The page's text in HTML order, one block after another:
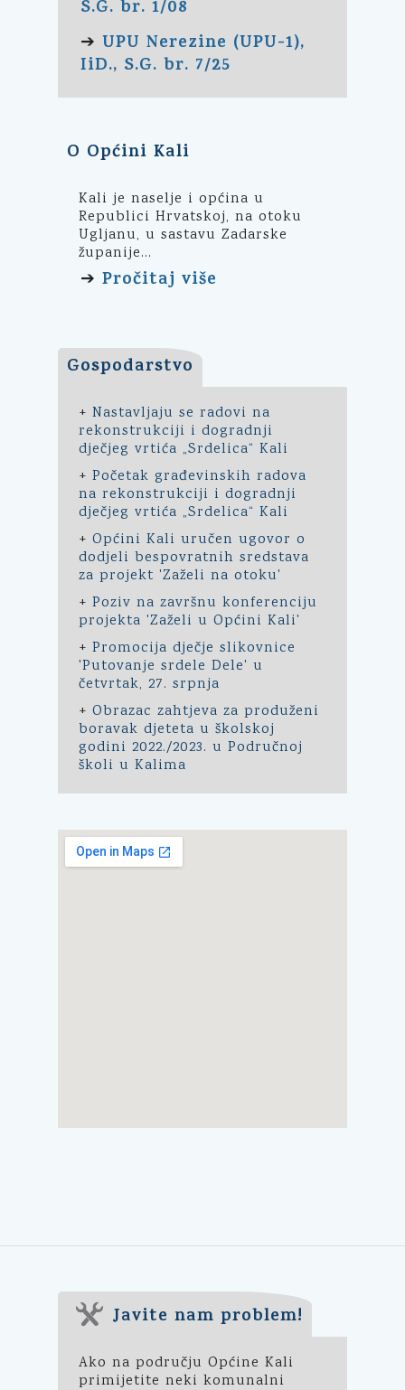
S.G. br. 1/08
➔ UPU Nerezine (UPU-1),
IiD., S.G. br. 7/25
O Općini Kali
Kali je naselje i općina u
Republici Hrvatskoj, na otoku
Ugljanu, u sastavu Zadarske
županije...
➔ Pročitaj više
Gospodarstvo
+ Nastavljaju se radovi na
rekonstrukciji i dogradnji
dječjeg vrtića „Srdelica“ Kali
+ Početak građevinskih radova
na rekonstrukciji i dogradnji
dječjeg vrtića „Srdelica“ Kali
+ Općini Kali uručen ugovor o
dodjeli bespovratnih sredstava
za projekt 'Zaželi na otoku'
+ Poziv na završnu konferenciju
projekta 'Zaželi u Općini Kali'
+ Promocija dječje slikovnice
'Putovanje srdele Dele' u
četvrtak, 27. srpnja
+ Obrazac zahtjeva za produženi
boravak djeteta u školskoj
godini 2022./2023. u Područnoj
školi u Kalima
Javite nam problem!
Ako na području Općine Kali
primijetite neki komunalni